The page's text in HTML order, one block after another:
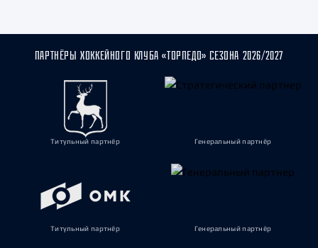
ПАРТНЁРЫ ХОККЕЙНОГО КЛУБА «ТОРПЕДО» СЕЗОНА 2026/2027
Титульный партнёр Генеральный партнёр
Титульный партнёр Генеральный партнёр